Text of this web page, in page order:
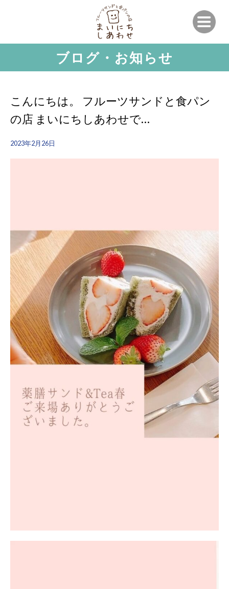
ブログ・お知らせ
こんにちは。 フルーツサンドと食パン
の店 まいにちしあわせで…
2023年2月26日